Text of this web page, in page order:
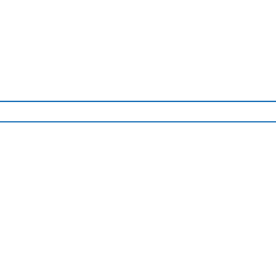
Ürünler
Ürünler